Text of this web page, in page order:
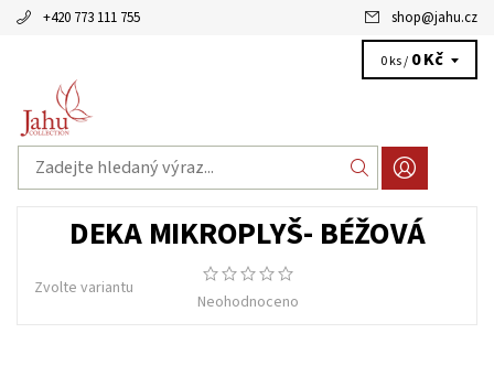
+420 773 111 755 shop@jahu.cz
0 ks / 0 Kč
DEKA MIKROPLYŠ- BÉŽOVÁ
Zvolte variantu
Neohodnoceno